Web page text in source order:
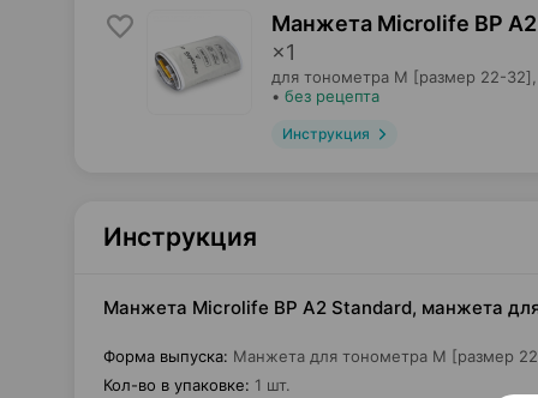
Манжета Microlife BP
×1
для тонометра M [размер 22-32],
• без рецепта
Инструкция
Инструкция
Манжета Microlife BP A2 Standard, манжета
Форма выпуска: Манжета для тонометра M [размер
Кол-во в упаковке: 1 шт.